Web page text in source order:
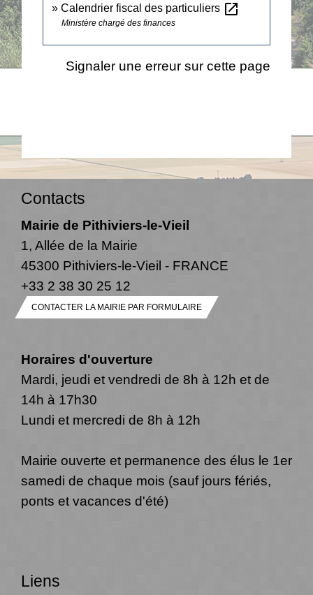
Calendrier fiscal des particuliers open_in_new
Ministère chargé des finances
Signaler une erreur sur cette page
Contacts
Mairie de Pithiviers-le-Vieil
1, Allée de la Mairie
45300 Pithiviers-le-Vieil - FRANCE
+33 2 38 30 25 12
CONTACTER LA MAIRIE PAR FORMULAIRE
Horaires d'ouverture
Mardi, jeudi et vendredi de 8h à 12h et de
14h à 17h30
Lundi et mercredi de 8h à 12h
Mairie ouverte et permanence des élus le 1er
samedi de chaque mois (sauf jours fériés,
ponts et vacances d'été)
Liens